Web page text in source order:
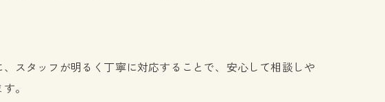
スタッフが明るく丁寧に対応することで、安心して相談しや
。